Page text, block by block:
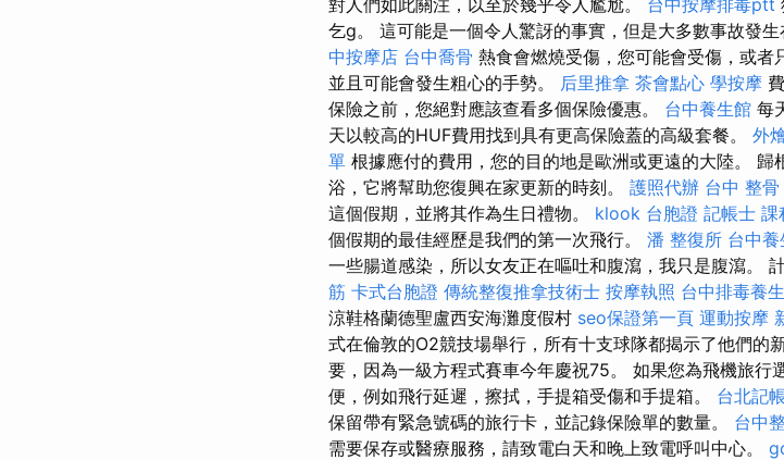
乞g。 這可能是一個令人驚訝的事實，但是大多數事故發
中按摩店 台中喬骨 熱食會燃燒受傷，您可能會受傷，或者
並且可能會發生粗心的手勢。 后里推拿 茶會點心 學按摩
保險之前，您絕對應該查看多個保險優惠。 台中養生館 每
天以較高的HUF費用找到具有更高保險蓋的高級套餐。 外
單 根據應付的費用，您的目的地是歐洲或更遠的大陸。
浴，它將幫助您復興在家更新的時刻。 護照代辦 台中 整骨
這個假期，並將其作為生日禮物。 klook 台胞證 記帳士 課
個假期的最佳經歷是我們的第一次飛行。 潘 整復所 台中
一些腸道感染，所以女友正在嘔吐和腹瀉，我只是腹瀉。
筋 卡式台胞證 傳統整復推拿技術士 按摩執照 台中排毒養
涼鞋格蘭德聖盧西安海灘度假村 seo保證第一頁 運動按摩
式在倫敦的O2競技場舉行，所有十支球隊都揭示了他們的
要，因為一級方程式賽車今年慶祝75。 如果您為飛機旅行
便，例如飛行延遲，擦拭，手提箱受傷和手提箱。 台北記
保留帶有緊急號碼的旅行卡，並記錄保險單的數量。 台中
需要保存或醫療服務，請致電白天和晚上致電呼叫中心。